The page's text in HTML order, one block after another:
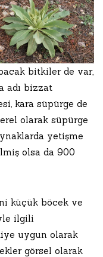
bitkiler de var,
adı bizzat
kara süpürge de
olarak süpürge
yetişme
olsa da 900
küçük böcek ve
ilgili
uygun olarak
görsel olarak